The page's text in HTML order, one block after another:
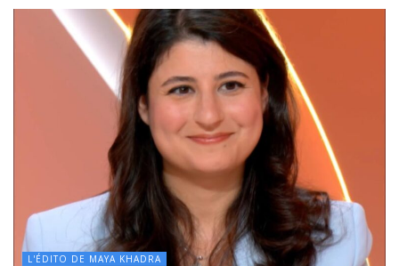
L'ÉDITO DE MAYA KHADRA